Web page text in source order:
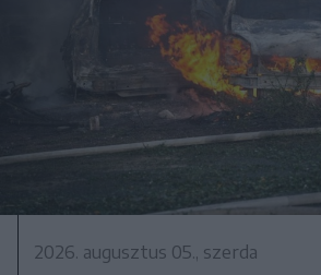
2026. augusztus 05., szerda